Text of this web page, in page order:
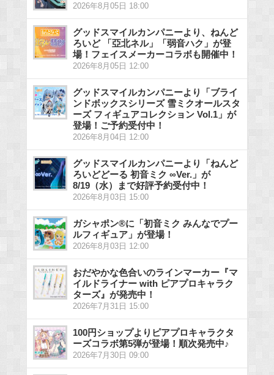
2026年8月05日 18:00
グッドスマイルカンパニーより、ねんど
ろいど 「亞北ネル」「弱音ハク」が登
場！フェイスメーカーコラボも開催中！
2026年8月05日 12:00
グッドスマイルカンパニーより「ブライ
ンドボックスシリーズ 雪ミクオールスタ
ーズ フィギュアコレクション Vol.1」が
登場！ご予約受付中！
2026年8月04日 12:00
グッドスマイルカンパニーより「ねんど
ろいどどーる 初音ミク ∞Ver.」が
8/19（水）まで好評予約受付中！
2026年8月03日 15:00
ガシャポン®に「初音ミク みんなでプー
ルフィギュア」が登場！
2026年8月03日 12:00
おだやかな色合いのラインマーカー『マ
イルドライナー with ピアプロキャラク
ターズ』が発売中！
2026年7月31日 15:00
100円ショップよりピアプロキャラクタ
ーズコラボ第5弾が登場！順次発売中♪
2026年7月30日 09:00